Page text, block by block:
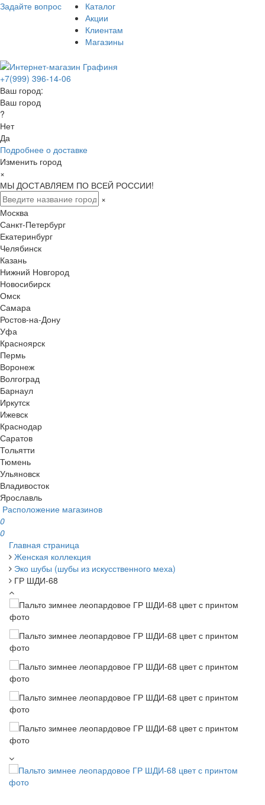
Задайте вопрос
Каталог
Акции
Клиентам
Магазины
+7(999) 396-14-06
Ваш город:
Ваш город
?
Нет
Да
Подробнее о доставке
Изменить город
×
МЫ ДОСТАВЛЯЕМ ПО ВСЕЙ РОССИИ!
×
Москва
Санкт-Петербург
Екатеринбург
Челябинск
Казань
Нижний Новгород
Новосибирск
Омск
Самара
Ростов-на-Дону
Уфа
Красноярск
Пермь
Воронеж
Волгоград
Барнаул
Иркутск
Ижевск
Краснодар
Саратов
Тольятти
Тюмень
Ульяновск
Владивосток
Ярославль
Расположение магазинов
0
0
Главная страница
Женская коллекция
Эко шубы (шубы из искусственного меха)
ГР ШДИ-68